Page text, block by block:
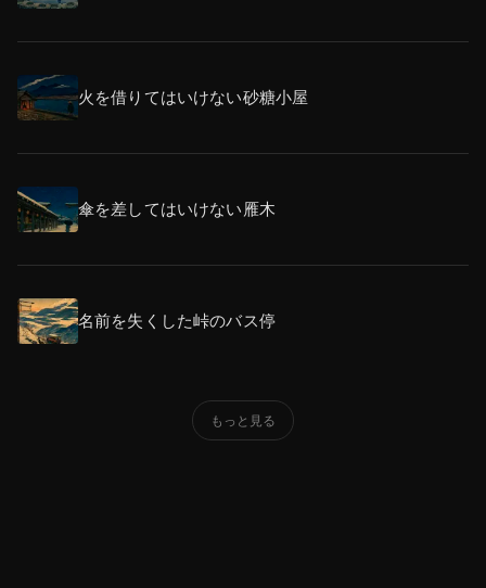
火を借りてはいけない砂糖小屋
傘を差してはいけない雁木
名前を失くした峠のバス停
もっと見る